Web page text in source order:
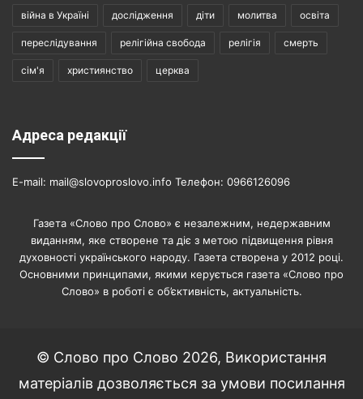
війна в Україні дослідження діти молитва освіта
переслідування релігійна свобода релігія смерть
сім'я християнство церква
Адреса редакції
E-mail: mail@slovoproslovo.info Телефон: 0966126096
Газета «Слово про Слово» є незалежним, недержавним
виданням, яке створене та діє з метою підвищення рівня
духовності українського народу. Газета створена у 2012 році.
Основними принципами, якими керується газета «Слово про
Слово» в роботі є об’єктивність, актуальність.
© Слово про Слово 2026, Використання
матеріалів дозволяється за умови посилання